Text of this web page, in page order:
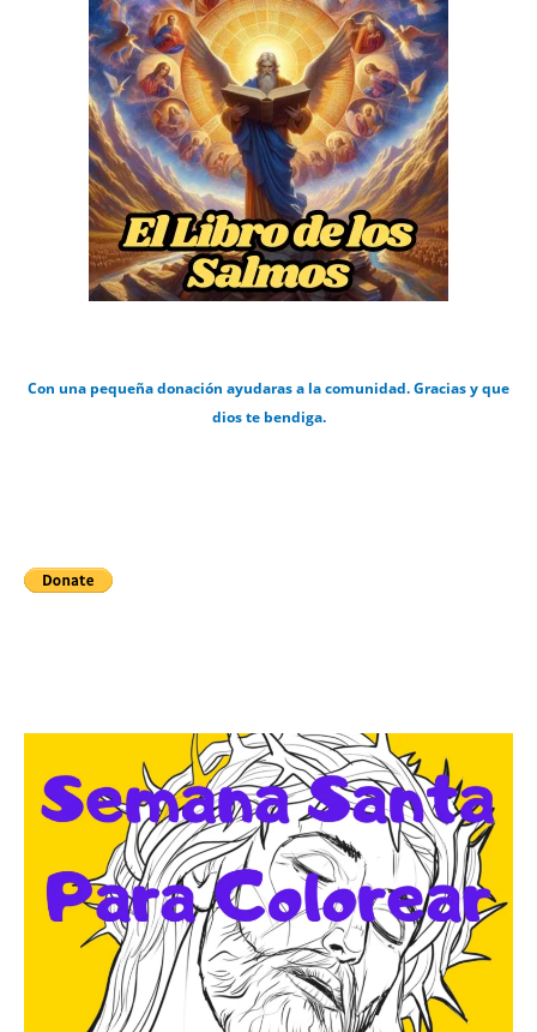
Con una pequeña donación ayudaras a la comunidad. Gracias y que
dios te bendiga.